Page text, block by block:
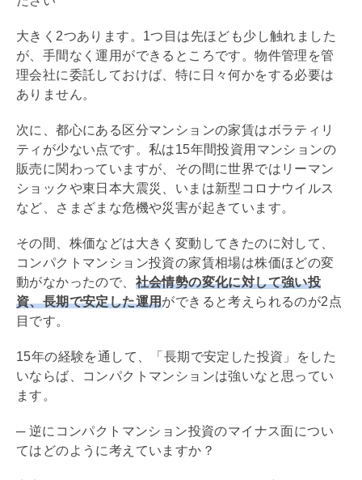
大きく2つあります。1つ目は先ほども少し触れました
が、手間なく運用ができるところです。物件管理を管
理会社に委託しておけば、特に日々何かをする必要は
ありません。
次に、都心にある区分マンションの家賃はボラティリ
ティが少ない点です。私は15年間投資用マンションの
販売に関わっていますが、その間に世界ではリーマン
ショックや東日本大震災、いまは新型コロナウイルス
など、さまざまな危機や災害が起きています。
その間、株価などは大きく変動してきたのに対して、
コンパクトマンション投資の家賃相場は株価ほどの変
動がなかったので、 社会情勢の変化に対して強い投
資、長期で安定した運用ができると考えられるのが2点
目です。
15年の経験を通して、「長期で安定した投資」をした
いならば、コンパクトマンションは強いなと思ってい
ます。
─ 逆にコンパクトマンション投資のマイナス面につい
てはどのように考えていますか？